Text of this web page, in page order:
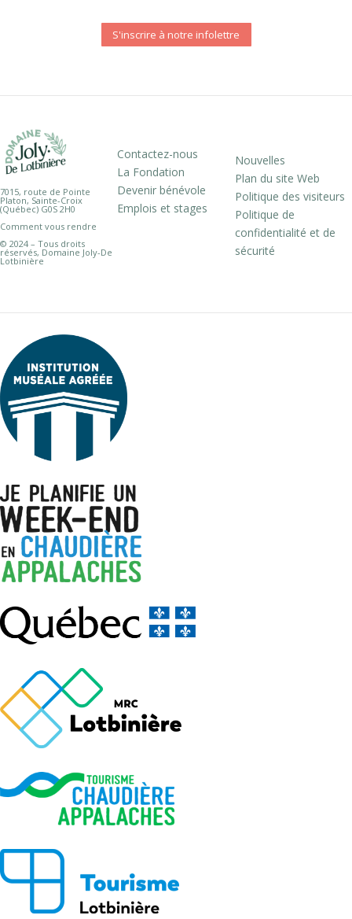
S'inscrire à notre infolettre
7015, route de Pointe
Platon, Sainte-Croix
(Québec) G0S 2H0
Comment vous rendre
© 2024 – Tous droits
réservés, Domaine Joly-De
Lotbinière
Contactez-nous
La Fondation
Devenir bénévole
Emplois et stages
Nouvelles
Plan du site Web
Politique des visiteurs
Politique de
confidentialité et de
sécurité